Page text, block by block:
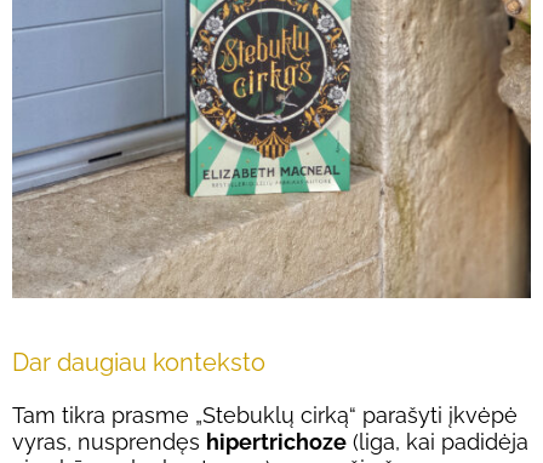
Dar daugiau konteksto
Tam tikra prasme „Stebuklų cirką“ parašyti įkvėpė
vyras, nusprendęs hipertrichoze (liga, kai padidėja